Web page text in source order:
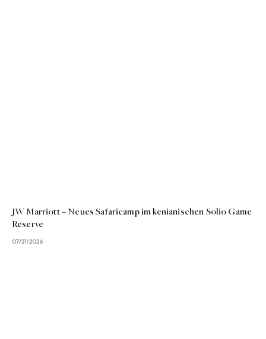
JW Marriott – Neues Safaricamp im kenianischen Solio Game
Reserve
07/21/2026